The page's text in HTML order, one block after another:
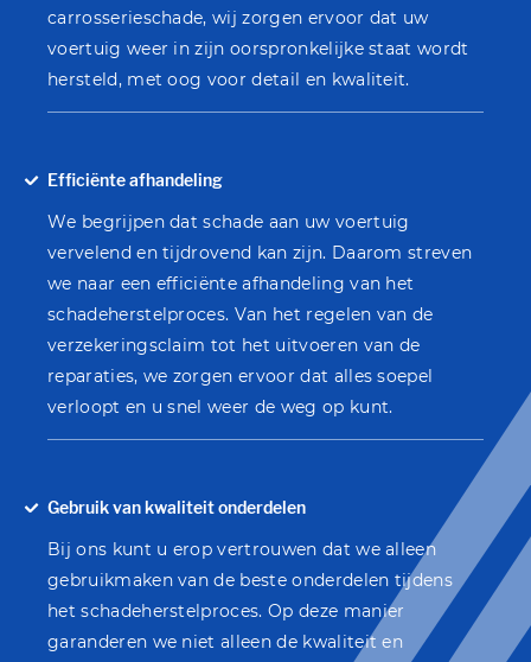
carrosserieschade, wij zorgen ervoor dat uw
voertuig weer in zijn oorspronkelijke staat wordt
hersteld, met oog voor detail en kwaliteit.
Efficiënte afhandeling
We begrijpen dat schade aan uw voertuig
vervelend en tijdrovend kan zijn. Daarom streven
we naar een efficiënte afhandeling van het
schadeherstelproces. Van het regelen van de
verzekeringsclaim tot het uitvoeren van de
reparaties, we zorgen ervoor dat alles soepel
verloopt en u snel weer de weg op kunt.
Gebruik van kwaliteit onderdelen
Bij ons kunt u erop vertrouwen dat we alleen
gebruikmaken van de beste onderdelen tijdens
het schadeherstelproces. Op deze manier
garanderen we niet alleen de kwaliteit en